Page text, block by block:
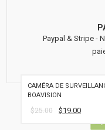
Paypal & Stripe -
Copyright 2011-
CAMÉRA DE
BOAVISION
$25.00 $19.00